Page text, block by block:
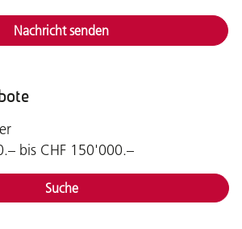
Nachricht senden
bis CHF 150'000.–
Suche